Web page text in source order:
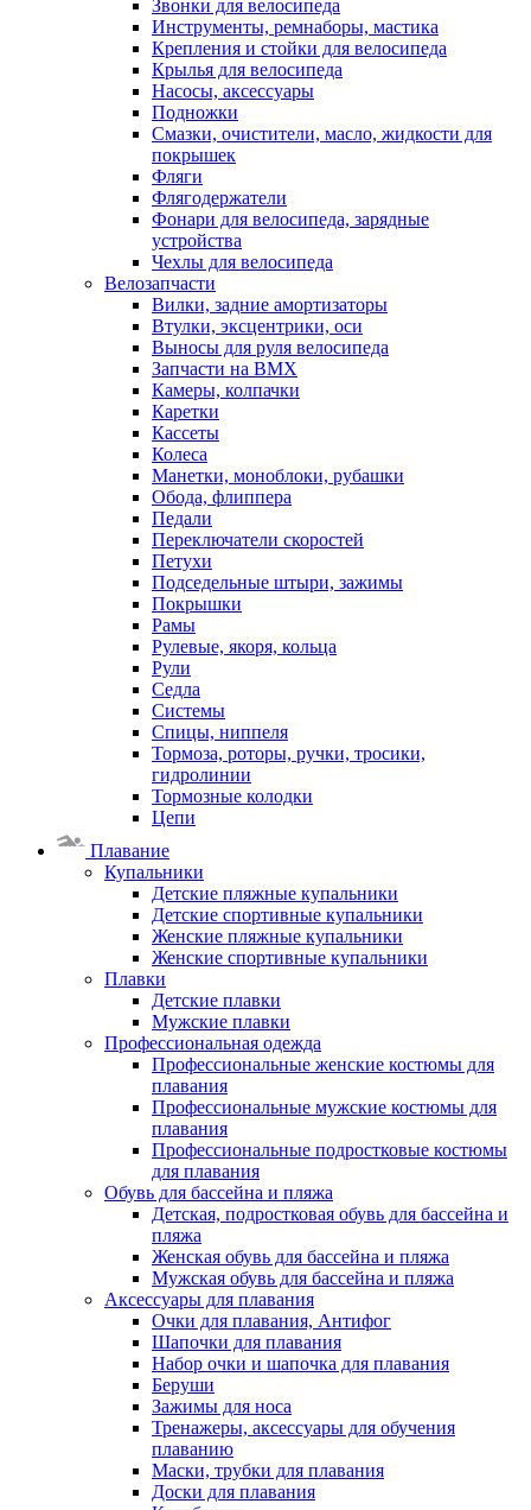
Звонки для велосипеда
Инструменты, ремнаборы, мастика
Крепления и стойки для велосипеда
Крылья для велосипеда
Насосы, аксессуары
Подножки
Смазки, очистители, масло, жидкости для
покрышек
Фляги
Флягодержатели
Фонари для велосипеда, зарядные
устройства
Чехлы для велосипеда
Велозапчасти
Вилки, задние амортизаторы
Втулки, эксцентрики, оси
Выносы для руля велосипеда
Запчасти на BMX
Камеры, колпачки
Каретки
Кассеты
Колеса
Манетки, моноблоки, рубашки
Обода, флиппера
Педали
Переключатели скоростей
Петухи
Подседельные штыри, зажимы
Покрышки
Рамы
Рулевые, якоря, кольца
Рули
Седла
Системы
Спицы, ниппеля
Тормоза, роторы, ручки, тросики,
гидролинии
Тормозные колодки
Цепи
Плавание
Купальники
Детские пляжные купальники
Детские спортивные купальники
Женские пляжные купальники
Женские спортивные купальники
Плавки
Детские плавки
Мужские плавки
Профессиональная одежда
Профессиональные женские костюмы для
плавания
Профессиональные мужские костюмы для
плавания
Профессиональные подростковые костюмы
для плавания
Обувь для бассейна и пляжа
Детская, подростковая обувь для бассейна и
пляжа
Женская обувь для бассейна и пляжа
Мужская обувь для бассейна и пляжа
Аксессуары для плавания
Очки для плавания, Антифог
Шапочки для плавания
Набор очки и шапочка для плавания
Беруши
Зажимы для носа
Тренажеры, аксессуары для обучения
плаванию
Маски, трубки для плавания
Доски для плавания